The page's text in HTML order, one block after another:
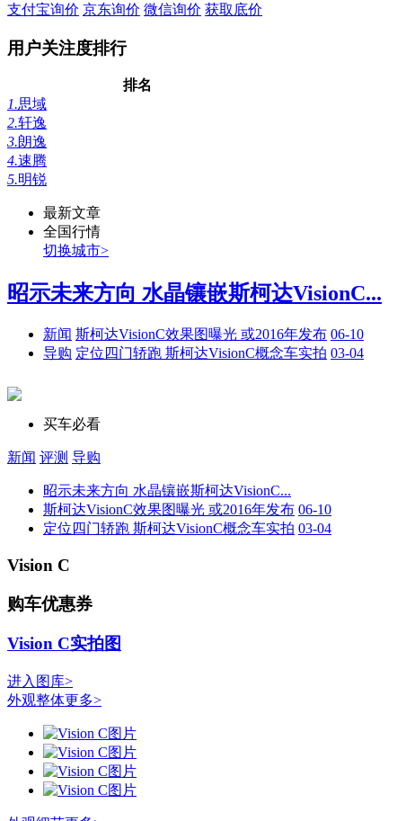
支付宝询价 京东询价 微信询价 获取底价
用户关注度排行
排名
1.思域
2.轩逸
3.朗逸
4.速腾
5.明锐
最新文章
全国行情
切换城市>
昭示未来方向 水晶镶嵌斯柯达VisionC...
新闻 斯柯达VisionC效果图曝光 或2016年发布 06-10
导购 定位四门轿跑 斯柯达VisionC概念车实拍 03-04
买车必看
新闻 评测 导购
昭示未来方向 水晶镶嵌斯柯达VisionC...
斯柯达VisionC效果图曝光 或2016年发布 06-10
定位四门轿跑 斯柯达VisionC概念车实拍 03-04
Vision C
购车优惠券
Vision C实拍图
进入图库>
外观整体更多>